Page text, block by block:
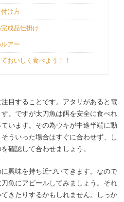
け方
成品仕掛け
アー
おいしく食べよう！！
目することです。アタリがあると電
。ですが太刀魚は餌を安全に食べれ
います。その為ウキが中途半端に動
ういった場合はすぐに合わせず、し
確認して合わせましょう。
興味を持ち近づいてきます。なので
魚にアピールしてみましょう。それ
きたりするかもしれません。しっか